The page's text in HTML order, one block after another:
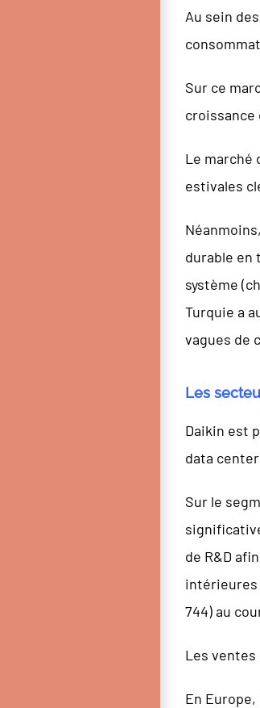
Au sein
Sur ce
croissance
Le marché
estivales
durable en
système
Turquie a
vagues de
Les
Daikin est
data
Sur le
de R&D
intérieures
744) au
Les ventes
En